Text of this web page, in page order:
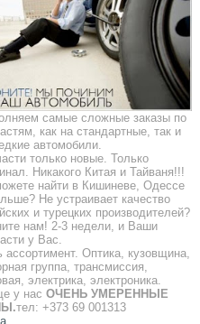
самые сложные заказы по
как на стандартные, так и
автомобили.
только новые. Только
Никакого Китая и Тайваня!!!
найти в Кишиневе, Одессе
Не устраивает качество
и турецких производителей?
нам! 2-3 недели, и Ваши
у Вас.
ассортимент. Оптика, кузовщина,
группа, трансмиссия,
электрика, электроника.
у нас ОЧЕНЬ УМЕРЕННЫЕ
тел: +373 69 001313